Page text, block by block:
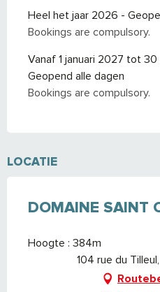
Heel het jaar 2026 -
Bookings are compulsory.
Vanaf 1 januari 2027 tot
Geopend alle dagen
Bookings are compulsory.
LOCATIE
DOMAINE SAINT
Hoogte : 384m
104 rue du